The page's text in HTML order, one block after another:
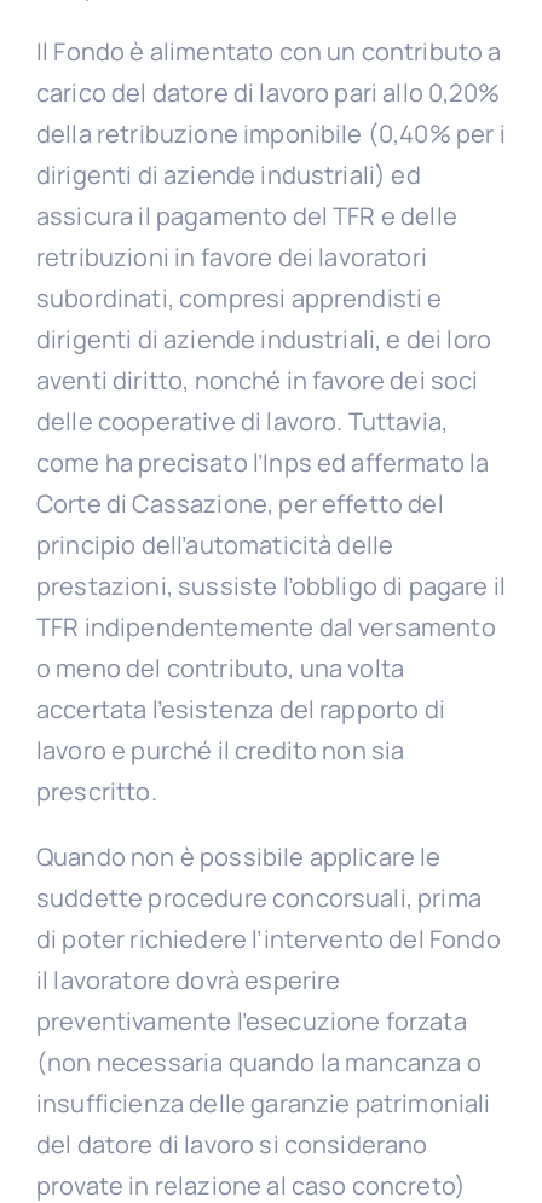
Il Fondo è alimentato con un contributo a
carico del datore di lavoro pari allo 0,20%
della retribuzione imponibile (0,40% per i
dirigenti di aziende industriali) ed
assicura il pagamento del TFR e delle
retribuzioni in favore dei lavoratori
subordinati, compresi apprendisti e
dirigenti di aziende industriali, e dei loro
aventi diritto, nonché in favore dei soci
delle cooperative di lavoro. Tuttavia,
come ha precisato l’Inps ed affermato la
Corte di Cassazione, per effetto del
principio dell’automaticità delle
prestazioni, sussiste l’obbligo di pagare il
TFR indipendentemente dal versamento
o meno del contributo, una volta
accertata l’esistenza del rapporto di
lavoro e purché il credito non sia
prescritto.
Quando non è possibile applicare le
suddette procedure concorsuali, prima
di poter richiedere l’intervento del Fondo
il lavoratore dovrà esperire
preventivamente l’esecuzione forzata
(non necessaria quando la mancanza o
insufficienza delle garanzie patrimoniali
del datore di lavoro si considerano
provate in relazione al caso concreto)